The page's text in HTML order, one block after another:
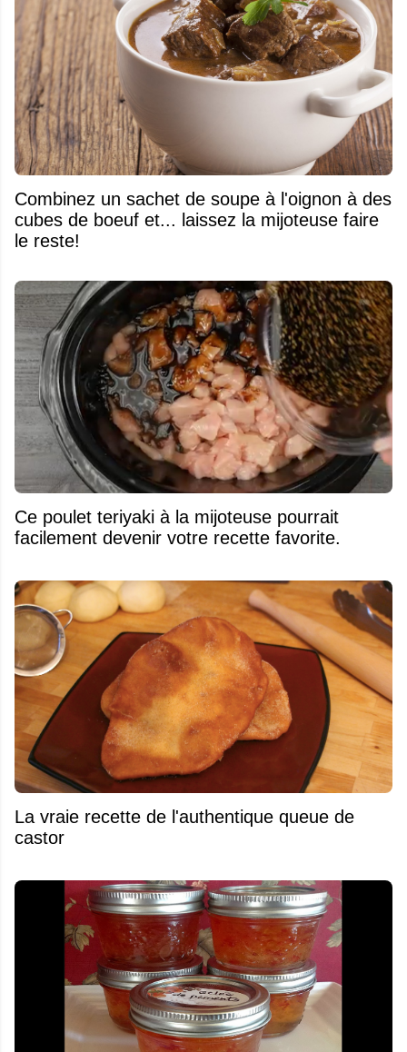
Combinez un sachet de soupe à l'oignon à des
cubes de boeuf et... laissez la mijoteuse faire
le reste!
Ce poulet teriyaki à la mijoteuse pourrait
facilement devenir votre recette favorite.
La vraie recette de l'authentique queue de
castor